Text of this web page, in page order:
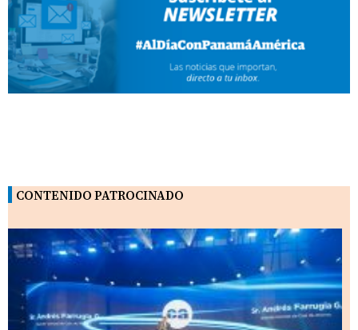
CONTENIDO PATROCINADO